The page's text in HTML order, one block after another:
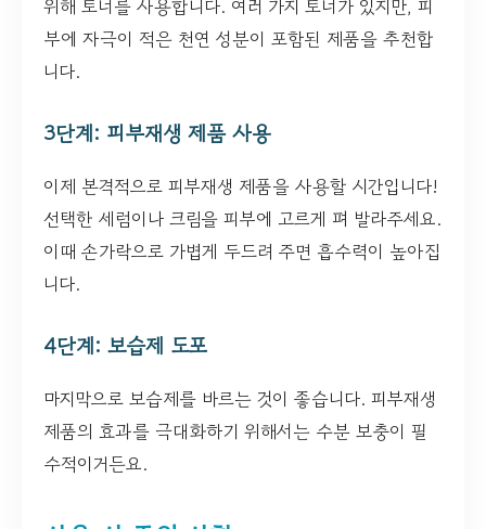
위해 토너를 사용합니다. 여러 가지 토너가 있지만, 피
부에 자극이 적은 천연 성분이 포함된 제품을 추천합
니다.
3단계: 피부재생 제품 사용
이제 본격적으로 피부재생 제품을 사용할 시간입니다!
선택한 세럼이나 크림을 피부에 고르게 펴 발라주세요.
이때 손가락으로 가볍게 두드려 주면 흡수력이 높아집
니다.
4단계: 보습제 도포
마지막으로 보습제를 바르는 것이 좋습니다. 피부재생
제품의 효과를 극대화하기 위해서는 수분 보충이 필
수적이거든요.